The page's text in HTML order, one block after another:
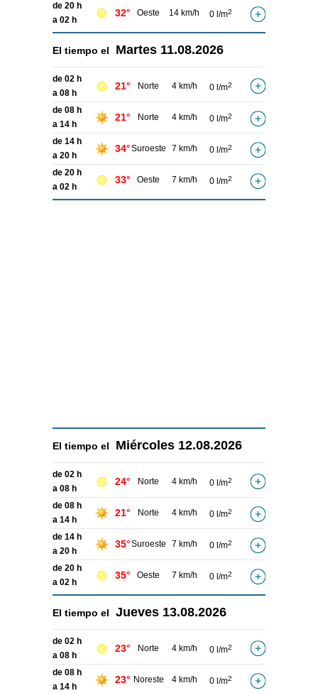
de 20 h
a 02 h
32° Oeste 14 km/h 0 l/m2
El tiempo el Martes 11.08.2026
de 02 h
a 08 h
21° Norte 4 km/h 0 l/m2
de 08 h
a 14 h
21° Norte 4 km/h 0 l/m2
de 14 h
a 20 h
34°Suroeste 7 km/h 0 l/m2
de 20 h
a 02 h
33° Oeste 7 km/h 0 l/m2
El tiempo el Miércoles 12.08.2026
de 02 h
a 08 h
24° Norte 4 km/h 0 l/m2
de 08 h
a 14 h
21° Norte 4 km/h 0 l/m2
de 14 h
a 20 h
35°Suroeste 7 km/h 0 l/m2
de 20 h
a 02 h
35° Oeste 7 km/h 0 l/m2
El tiempo el Jueves 13.08.2026
de 02 h
a 08 h
23° Norte 4 km/h 0 l/m2
de 08 h
a 14 h
23° Noreste 4 km/h 0 l/m2